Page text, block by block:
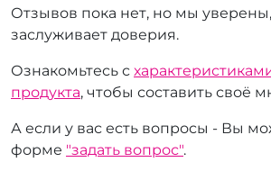
Отзывов пока нет, но мы уверены,
заслуживает доверия.
Ознакомьтесь с
продукта, чтобы составить своё
А если у вас есть вопросы - Вы
форме "задать вопрос".